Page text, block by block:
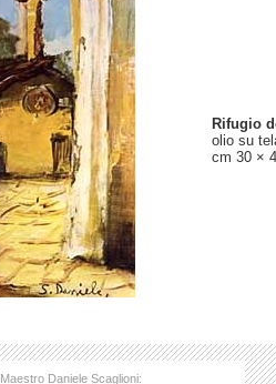
Rifugio
olio su
cm 30 ×
Daniele Scaglioni: